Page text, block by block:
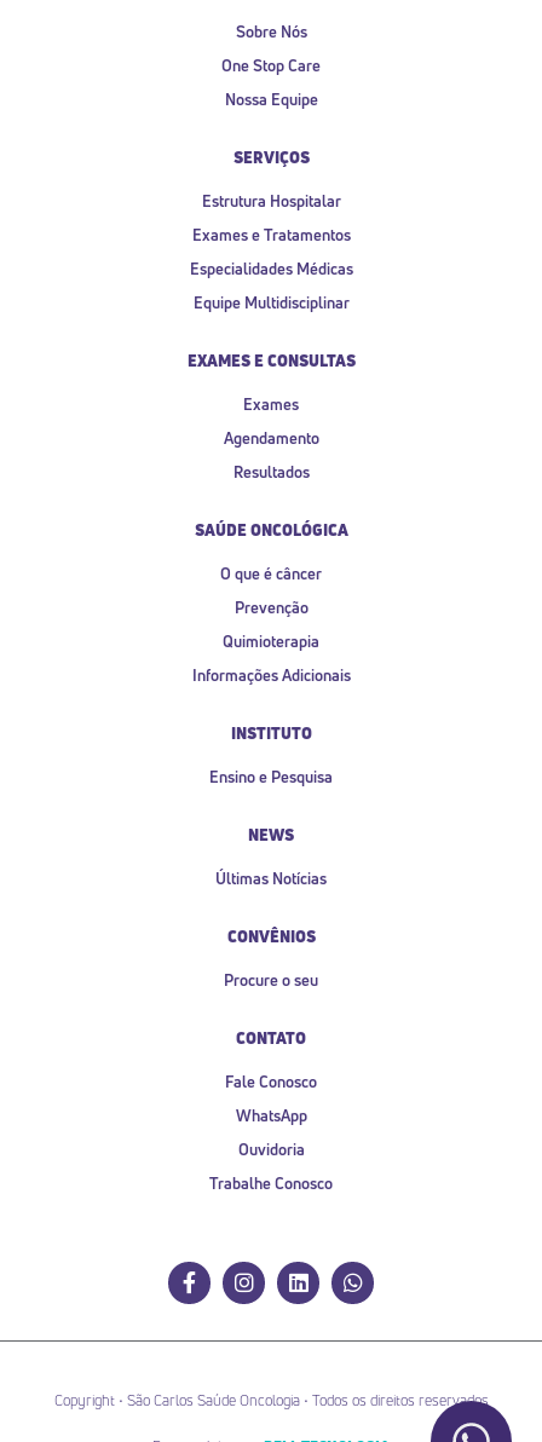
Sobre Nós
One Stop Care
Nossa Equipe
SERVIÇOS
Estrutura Hospitalar
Exames e Tratamentos
Especialidades Médicas
Equipe Multidisciplinar
EXAMES E CONSULTAS
Exames
Agendamento
Resultados
SAÚDE ONCOLÓGICA
O que é câncer
Prevenção
Quimioterapia
Informações Adicionais
INSTITUTO
Ensino e Pesquisa
NEWS
Últimas Notícias
CONVÊNIOS
Procure o seu
CONTATO
Fale Conosco
WhatsApp
Ouvidoria
Trabalhe Conosco
Copyright • São Carlos Saúde Oncologia • Todos os direitos reservados